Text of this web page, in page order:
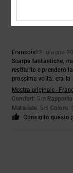
Francois22. giugno
Scarpe fantastiche,
restituite e prenderò
prossima volta: era
Mostra originale -
Comfort: 5/5
Materiale: 5/5 Colore:
Consiglio questo